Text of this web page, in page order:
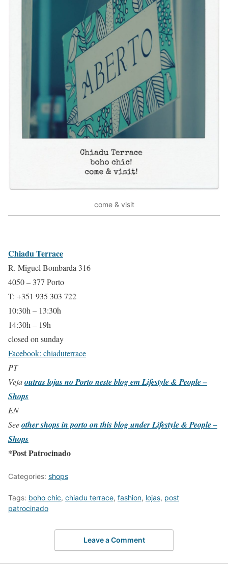
come & visit
Chiadu Terrace
R. Miguel Bombarda 316
4050 – 377 Porto
T: +351 935 303 722
10:30h – 13:30h
14:30h – 19h
closed on sunday
Facebook: chiaduterrace
PT
Vejaoutras lojas no Porto neste blog em Lifestyle & People –
Shops
EN
Seeother shops in porto on this blog under Lifestyle & People –
Shops
*Post Patrocinado
Categories: shops
Tags: boho chic, chiadu terrace, fashion, lojas, post
patrocinado
Leave a Comment